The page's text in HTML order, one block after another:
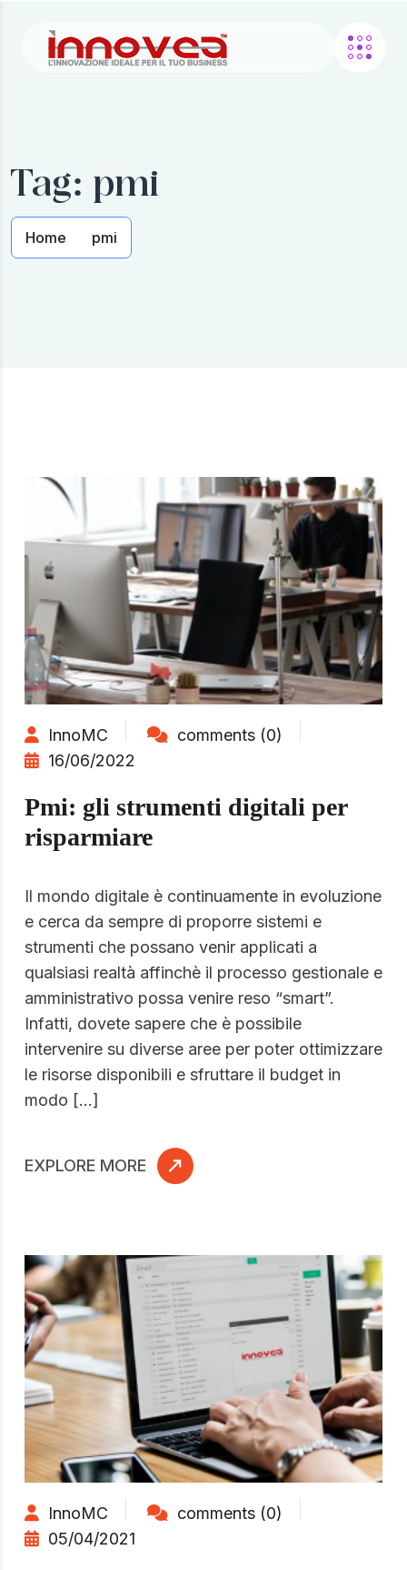
Tag: pmi
Home pmi
InnoMC
comments (0)
16/06/2022
Pmi: gli strumenti digitali per
risparmiare
Il mondo digitale è continuamente in evoluzione
e cerca da sempre di proporre sistemi e
strumenti che possano venir applicati a
qualsiasi realtà affinchè il processo gestionale e
amministrativo possa venire reso “smart”.
Infatti, dovete sapere che è possibile
intervenire su diverse aree per poter ottimizzare
le risorse disponibili e sfruttare il budget in
modo […]
EXPLORE MORE
InnoMC
comments (0)
05/04/2021